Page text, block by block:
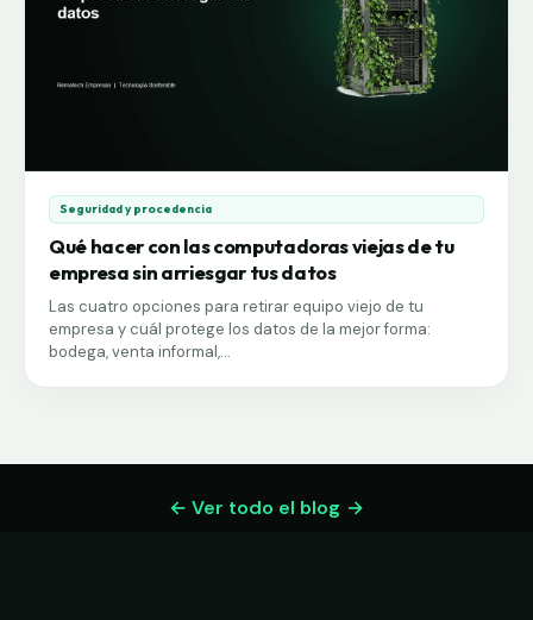
Seguridad y procedencia
Qué hacer con las computadoras viejas de tu
empresa sin arriesgar tus datos
Las cuatro opciones para retirar equipo viejo de tu
empresa y cuál protege los datos de la mejor forma:
bodega, venta informal,...
← Ver todo el blog